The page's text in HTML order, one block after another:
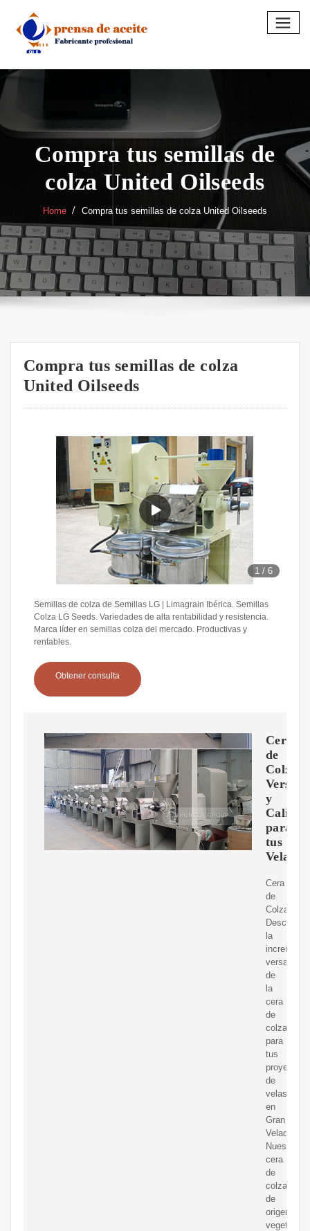
content
Compra tus semillas de
colza United Oilseeds
Home Compra tus semillas de colza United Oilseeds
Compra tus semillas de colza
United Oilseeds
1 /6
Semillas de colza de Semillas LG | Limagrain Ibérica. Semillas
Colza LG Seeds. Variedades de alta rentabilidad y resistencia.
Marca líder en semillas colza del mercado. Productivas y
rentables.
Obtener consulta
Cera
de
Colza:
y
Calidad
para
tus
Velas
Cera
de
Colza.
Descubre
la
increíble
de
la
cera
de
colza
para
tus
proyectos
de
velas
en
Gran
Velada.
Nuestra
cera
de
colza,
de
origen
vegetal